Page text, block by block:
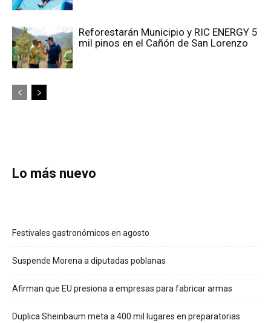
Reforestarán Municipio y RIC ENERGY 5
mil pinos en el Cañón de San Lorenzo
Lo más nuevo
Festivales gastronómicos en agosto
Suspende Morena a diputadas poblanas
Afirman que EU presiona a empresas para fabricar armas
Duplica Sheinbaum meta a 400 mil lugares en preparatorias